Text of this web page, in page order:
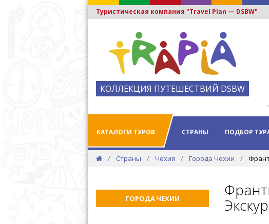
Туристическая компания "Travel Plan — DSBW"
КОЛЛЕКЦИЯ ПУТЕШЕСТВИЙ DSBW
КАТАЛОГИ ТУРОВ СТРАНЫ ПОДБОР
Страны Чехия Города Чехии
ГОРОДА ЧЕХИИ